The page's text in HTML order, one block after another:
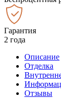
Гарантия
2 года
Описание
Отделка
Отзывы